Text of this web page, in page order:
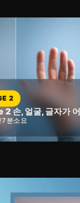
2
2 손, 얼굴, 글자가
7 분소요